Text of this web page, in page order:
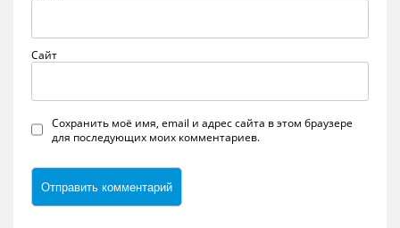
Сайт
Сохранить моё имя, email и адрес сайта в этом браузере
для последующих моих комментариев.